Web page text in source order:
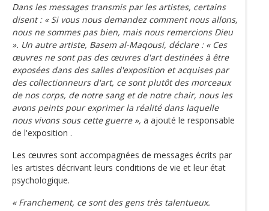
Dans les messages transmis par les artistes, certains
disent : « Si vous nous demandez comment nous allons,
nous ne sommes pas bien, mais nous remercions Dieu
». Un autre artiste, Basem al-Maqousi, déclare : « Ces
œuvres ne sont pas des œuvres d'art destinées à être
exposées dans des salles d'exposition et acquises par
des collectionneurs d'art, ce sont plutôt des morceaux
de nos corps, de notre sang et de notre chair, nous les
avons peints pour exprimer la réalité dans laquelle
nous vivons sous cette guerre », a ajouté le responsable
de l'exposition .
Les œuvres sont accompagnées de messages écrits par
les artistes décrivant leurs conditions de vie et leur état
psychologique.
« Franchement, ce sont des gens très talentueux.